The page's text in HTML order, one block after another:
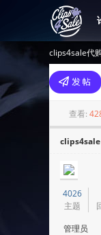
clips4sale代
查看:
clips4sale
4026
主题
管理员